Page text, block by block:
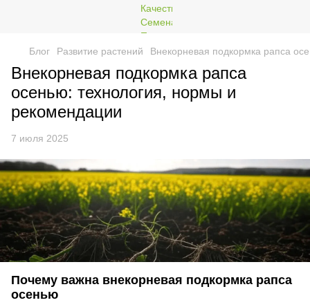
Блог Развитие растений Внекорневая подкормка рапса
Внекорневая подкормка рапса
осенью: технология, нормы и
рекомендации
7 июля 2025
Почему важна внекорневая подкормка рапса
осенью